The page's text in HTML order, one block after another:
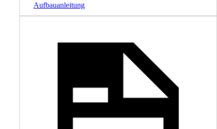
Aufbauanleitung